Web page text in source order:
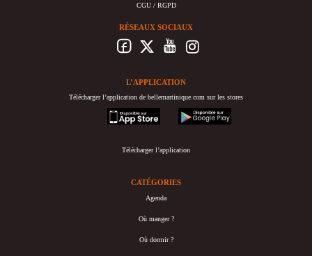
CGU / RGPD
RÉSEAUX SOCIAUX
L’APPLICATION
Télécharger l’application de bellemartinique.com sur les stores
appstore
googleplay
Télécharger l’application
CATÉGORIES
Agenda
Où manger ?
Où dormir ?